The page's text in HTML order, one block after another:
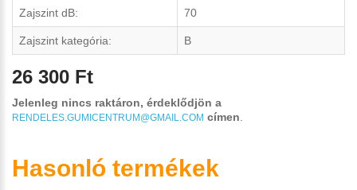
Zajszint dB: 70
Zajszint kategória: B
26 300 Ft
Jelenleg nincs raktáron, érdeklődjön a
RENDELES.GUMICENTRUM@GMAIL.COM címen
Hasonló termékek